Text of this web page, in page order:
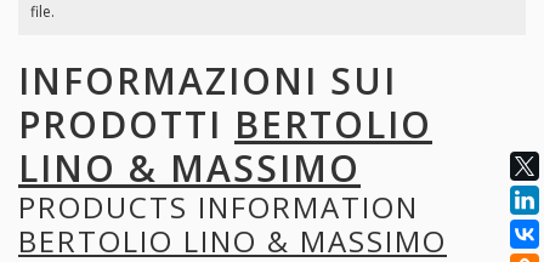
file.
INFORMAZIONI SUI
PRODOTTI BERTOLIO
LINO & MASSIMO
PRODUCTS INFORMATION
BERTOLIO LINO & MASSIMO